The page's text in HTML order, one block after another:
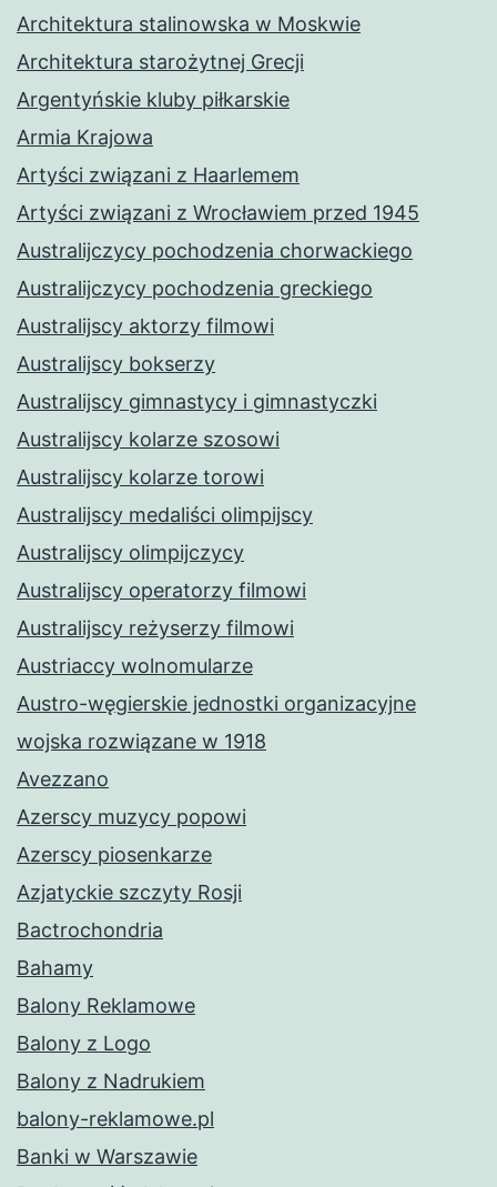
Architektura stalinowska w Moskwie
Architektura starożytnej Grecji
Argentyńskie kluby piłkarskie
Armia Krajowa
Artyści związani z Haarlemem
Artyści związani z Wrocławiem przed 1945
Australijczycy pochodzenia chorwackiego
Australijczycy pochodzenia greckiego
Australijscy aktorzy filmowi
Australijscy bokserzy
Australijscy gimnastycy i gimnastyczki
Australijscy kolarze szosowi
Australijscy kolarze torowi
Australijscy medaliści olimpijscy
Australijscy olimpijczycy
Australijscy operatorzy filmowi
Australijscy reżyserzy filmowi
Austriaccy wolnomularze
Austro-węgierskie jednostki organizacyjne
wojska rozwiązane w 1918
Avezzano
Azerscy muzycy popowi
Azerscy piosenkarze
Azjatyckie szczyty Rosji
Bactrochondria
Bahamy
Balony Reklamowe
Balony z Logo
Balony z Nadrukiem
balony-reklamowe.pl
Banki w Warszawie